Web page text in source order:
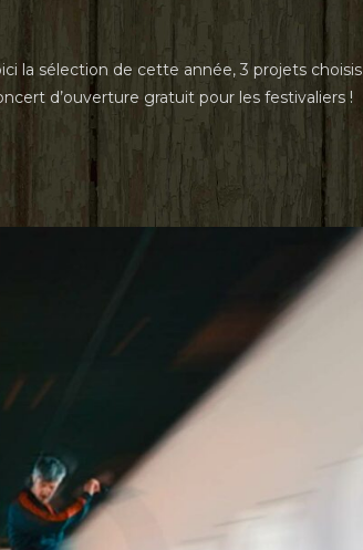
Office 365
la sélection de cette année, 3 projets choisis
d’ouverture gratuit pour les festivaliers !